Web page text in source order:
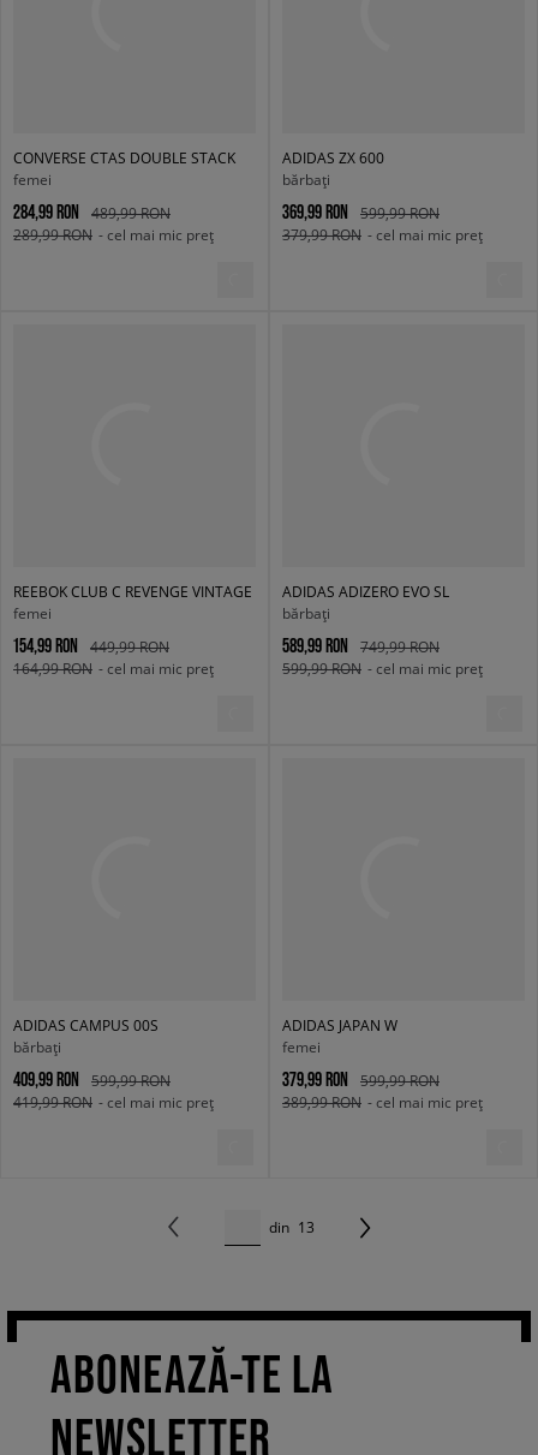
CONVERSE CTAS DOUBLE STACK
femei
284,99 RON
489,99 RON
289,99 RON - cel mai mic preț
ADIDAS ZX 600
bărbați
369,99 RON
599,99 RON
379,99 RON - cel mai mic preț
REEBOK CLUB C REVENGE VINTAGE
femei
154,99 RON
449,99 RON
164,99 RON - cel mai mic preț
ADIDAS ADIZERO EVO SL
bărbați
589,99 RON
749,99 RON
599,99 RON - cel mai mic preț
ADIDAS CAMPUS 00S
bărbați
409,99 RON
599,99 RON
419,99 RON - cel mai mic preț
ADIDAS JAPAN W
femei
379,99 RON
599,99 RON
389,99 RON - cel mai mic preț
din 13
ABONEAZĂ-TE LA
NEWSLETTER